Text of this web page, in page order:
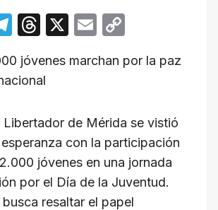
T
e
gr
a
m
T
e
a
d
s
X
E
ail p
Li
n
k
jóvenes marchan por la paz
Libertador de Mérida se vistió
con la participación
jóvenes en una jornada
por el Día de la Juventud.
resaltar el papel